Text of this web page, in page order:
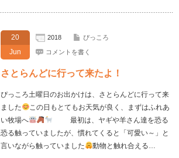
20
Jun
2018 ぴっころ
コメントを書く
さとらんどに行って来たよ！
ぴっころ土曜日のお出かけは、さとらんどに行って来
ました
この日もとてもお天気が良く、まずはふれあ
い牧場へ
最初は、ヤギや羊さん達を恐る
恐る触っていましたが、慣れてくると「可愛い～」と
言いながら触っていました
動物と触れ合える…